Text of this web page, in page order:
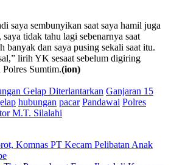
saya sembunyikan saat saya hamil juga
tidak tahu lagi sebenarnya saat
banyak dan saya pusing sekali saat itu.
lirih YK sesaat sebelum digiring
Polres Sumtim.(ion)
Gelap Diterlantarkan Ganjaran 15
hubungan pacar Pandawai Polres
M.T. Silalahi
Komnas PT Kecam Pelibatan Anak